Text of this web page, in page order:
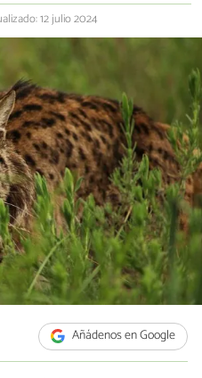
12 julio 2024
Añádenos en Google